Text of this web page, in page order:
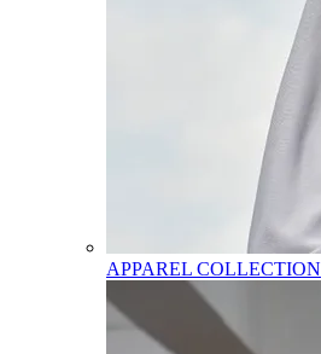
APPAREL COLLECTION